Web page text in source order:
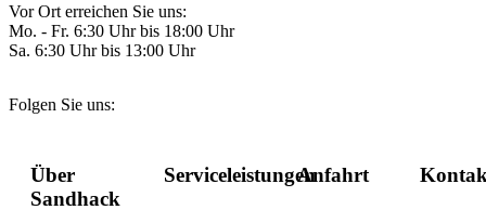
Vor Ort erreichen Sie uns:
Mo. - Fr. 6:30 Uhr bis 18:00 Uhr
Sa. 6:30 Uhr bis 13:00 Uhr
Folgen Sie uns:
Über
Sandhack
ServiceleistungenAnfahrt